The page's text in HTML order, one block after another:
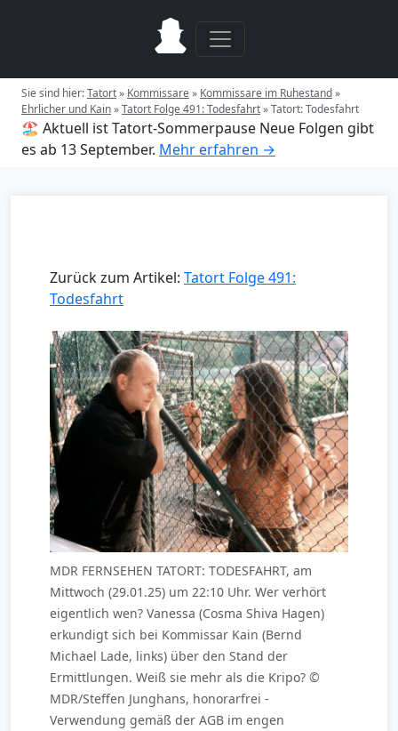
Sie sind hier:Tatort» Kommissare» Kommissare im Ruhestand»
Ehrlicher und Kain»Tatort Folge 491: Todesfahrt»Tatort: Todesfahrt
🏖️ Aktuell ist Tatort-Sommerpause Neue Folgen gibt
es ab 13 September. Mehr erfahren →
Zurück zum Artikel: Tatort Folge 491:
Todesfahrt
MDR FERNSEHEN TATORT: TODESFAHRT, am
Mittwoch (29.01.25) um 22:10 Uhr. Wer verhört
eigentlich wen? Vanessa (Cosma Shiva Hagen)
erkundigt sich bei Kommissar Kain (Bernd
Michael Lade, links) über den Stand der
Ermittlungen. Weiß sie mehr als die Kripo? ©
MDR/Steffen Junghans, honorarfrei -
Verwendung gemäß der AGB im engen